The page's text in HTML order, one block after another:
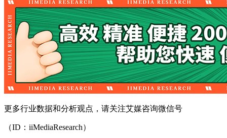
更多行业数据和分析观点，请关注艾媒咨询微信号
（ID：iiMediaResearch）